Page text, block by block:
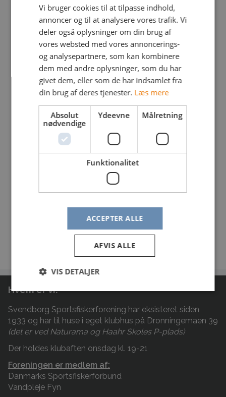
foreningens formand.
Det blev en god dag med fremvisning af det
gravede vandløbstracé, som er udført så naturligt
og terrænnært som muligt. Vandet er endnu ikke
"tilsluttet" det nye vandløb, men enkelte steder har
vand trængt ind og gjort bunden fugtig.
Udvalgsformand Jesper Kiel sagde nogle gode ord
om det vigtige arbejde med vandløbene, og vi ser
frem til et fortsat godt samarbejde. Dette gælder
også de store projekter, som Svendborg Kommune
står overfor at skulle gennemføre, bl.a. sikring af
faunapassage ved Gundestrup Mølle i Hundstrup Å.
Endelig bød vært og lodsejer Ejgil, som har den
sydfynske vingård Vrangbækgaard, på et glas
Svendborg Sportsfiskerforening takker alle
involverede parter for et godt samarbejde om dette
projekt og ser meget frem til de kommende etaper.
Hvem er vi:
Svendborg Sportsfiskerforening har eksisteret siden
1933 og har til huse i eget klubhus på Dronningemaen 39
(det er ved Naturama og Haahr Skoles P-plads)
Der holdes klubaften onsdag kl. 19-21
Foreningen er medlem af:
Danmarks Sportsfiskerforbund
Vandpleje Fyn
Vi bruger cookies til at tilpasse indhold,
annoncer og til at analysere vores trafik. Vi
deler også oplysninger om din brug af
vores websted med vores annoncerings-
og analysepartnere, som kan kombinere
dem med andre oplysninger, som du har
givet dem, eller som de har indsamlet fra
din brug af deres tjenester. Læs mere
Absolut
nødvendige
Ydeevne Målretning
Funktionalitet
ACCEPTER ALLE
AFVIS ALLE
VIS DETALJER